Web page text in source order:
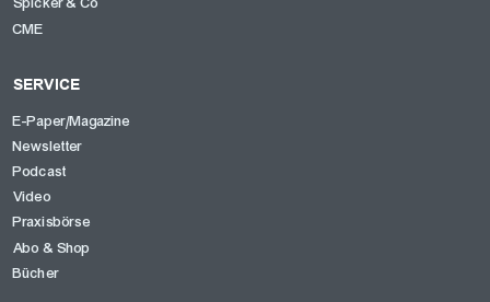
Spicker & Co
CME
SERVICE
E-Paper/Magazine
Newsletter
Podcast
Video
Praxisbörse
Abo & Shop
Bücher